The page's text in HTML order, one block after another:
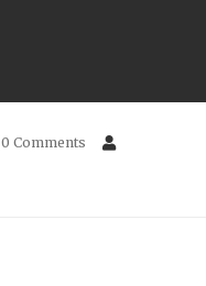
0 Comments